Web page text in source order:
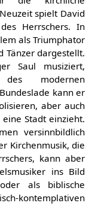
spielt David
Herrschers. In
als Triumphator
Tänzer dargestellt.
Saul musiziert,
modernen
kann er
aber auch
Stadt einzieht.
versinnbildlich
Kirchenmusik, die
kann aber
ins Bild
als biblische
kontemplativen